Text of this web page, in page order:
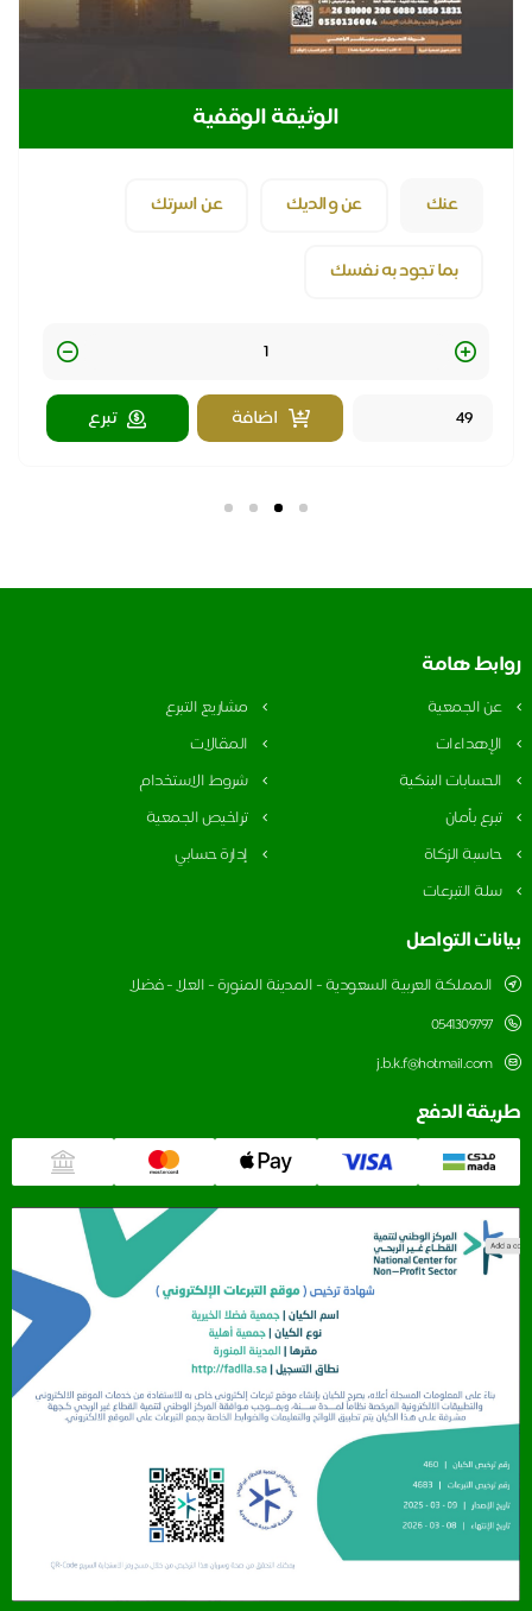
الوثيقة الوقفية
عنك عن والديك عن اسرتك
بما تجود به نفسك
Quantity
اضافة
تبرع
هامة
الجمعية
مشاريع التبرع
المقالات
البنكية
شروط الاستخدام
بأمان
تراخيص الجمعية
الزكاة
إدارة حسابي
التبرعات
التواصل
المملكة العربية السعودية - المدينة المنورة - العلا - فضلا
0541309797
j.b.k.f@hotmail.com
الدفع